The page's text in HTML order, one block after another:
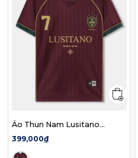
Áo Thun Nam Lusitano
Legend Form Regular
399,000₫